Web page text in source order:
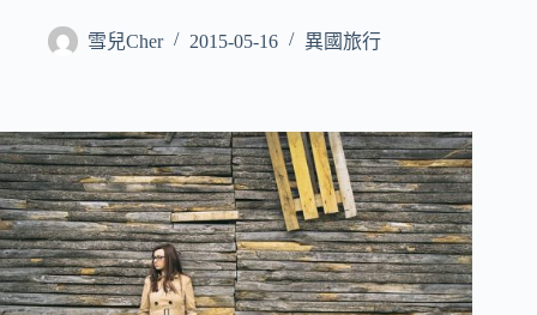
雪兒Cher 2015-05-16 異國旅行